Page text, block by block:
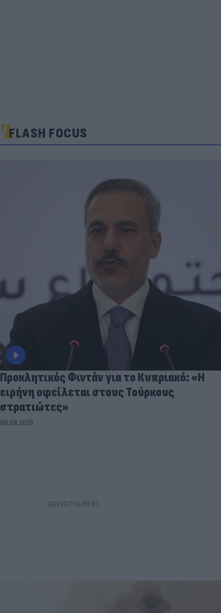
FLASH FOCUS
Προκλητικός Φιντάν για το Κυπριακό: «Η
ειρήνη οφείλεται στους Τούρκους
στρατιώτες»
08.08.2026